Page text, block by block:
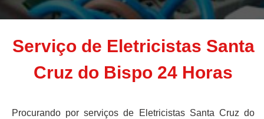
Serviço de Eletricistas Santa
Cruz do Bispo 24 Horas
Procurando por serviços de Eletricistas Santa Cruz do